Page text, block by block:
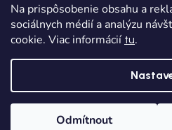
Na prispôsobenie obsahu a
sociálnych médií a analýzu
cookie. Viac informácií tu.
Odmítnout
Vytvořil Shoptet
Copyright 2026botickovo.cz